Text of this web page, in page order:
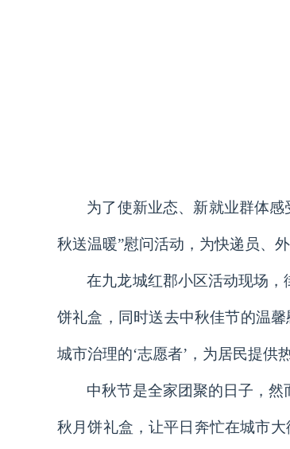
为了使新业态、新就业群体
秋送温暖”慰问活动，为快递员、
在九龙城红郡小区活动现场
饼礼盒，同时送去中秋佳节的温
城市治理的‘志愿者’，为居民提供
中秋节是全家团聚的日子，
秋月饼礼盒，让平日奔忙在城市